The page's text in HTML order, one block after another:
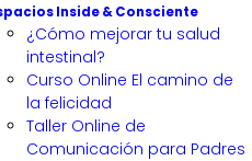
Inside & Consciente
¿Cómo mejorar tu salud
intestinal?
Curso Online El camino de
la felicidad
Taller Online de
Comunicación para Padres